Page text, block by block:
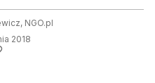
NGO.pl
2018